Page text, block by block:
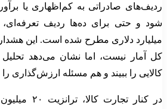
ردیف‌های صادراتی به کم‌اظهاری یا
شود و حتی برای ده‌ها ردیف تعرفه‌ای،
میلیارد دلاری مطرح شده است. این
کل آمار نیست، اما نشان می‌دهد
کالایی را ببیند و هم مسئله ارزش‌گذاری